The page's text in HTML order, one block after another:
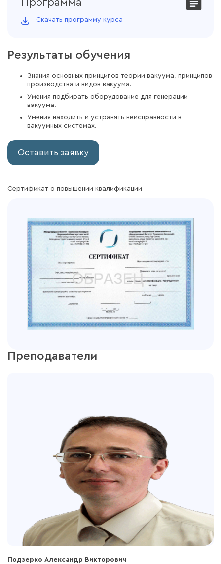
Программа
Скачать программу курса
Результаты обучения
Знания основных принципов теории вакуума, принципов
производства и видов вакуума.
Умения подбирать оборудование для генерации
вакуума.
Умения находить и устранять неисправности в
вакуумных системах.
Оставить заявку
Сертификат о повышении квалификации
Преподаватели
Подзерко Александр Викторович